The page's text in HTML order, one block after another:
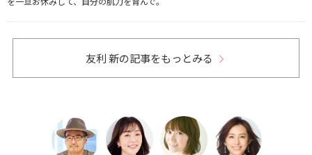
友利 新の記事をもっとみる